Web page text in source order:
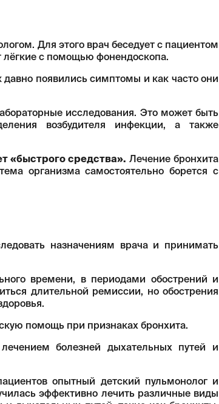
Для этого врач беседует с пациентом
лёгкие с помощью фонендоскопа.
давно появились симптомы и как часто они
исследования. Это может быть
возбудителя инфекции, а также
«быстрого средства». Лечение бронхита
организма самостоятельно борется с
назначениям врача и принимать
времени, в периодами обострений и
длительной ремиссии, но обострения
помощь при признаках бронхита.
болезней дыхательных путей и
опытный детский пульмонолог и
эффективно лечить различные виды